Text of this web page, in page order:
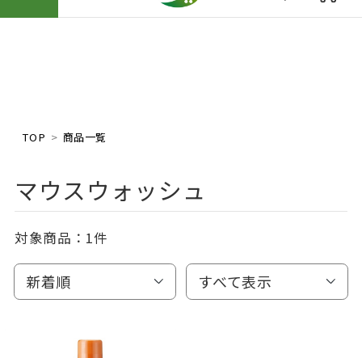
TOP 商品一覧
マウスウォッシュ
対象商品： 1件
新着順 すべて表示